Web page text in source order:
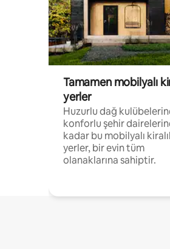
Tamamen mobilyalı
yerler
Huzurlu dağ
konforlu şehir
kadar bu mobilyalı
yerler, bir evin tüm
olanaklarına sahiptir.